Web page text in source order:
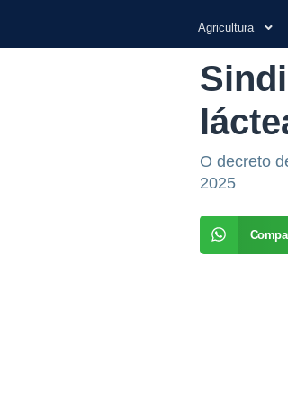
Agricultura
O decreto
2025